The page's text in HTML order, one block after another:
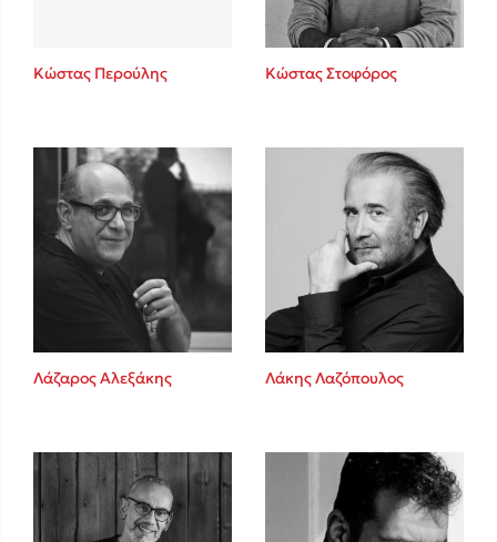
Κώστας Περούλης Κώστας Στοφόρος
Λάζαρος Αλεξάκης Λάκης Λαζόπουλος